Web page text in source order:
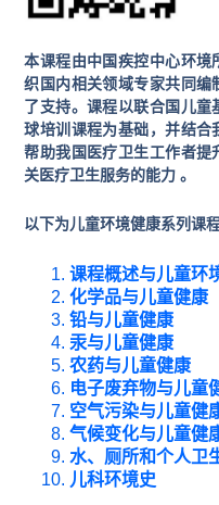
本课程由中国疾控中心环境
织国内相关领域专家共同编
了支持。课程以联合国儿
球培训课程为基础，并结合
帮助我国医疗卫生工作者提
关医疗卫生服务的能力 。
以下为儿童环境健康系列课
课程概述与儿童环
化学品与儿童健康
铅与儿童健康
汞与儿童健康
农药与儿童健康
电子废弃物与儿童
空气污染与儿童健
气候变化与儿童健
水、厕所和个人卫
儿科环境史